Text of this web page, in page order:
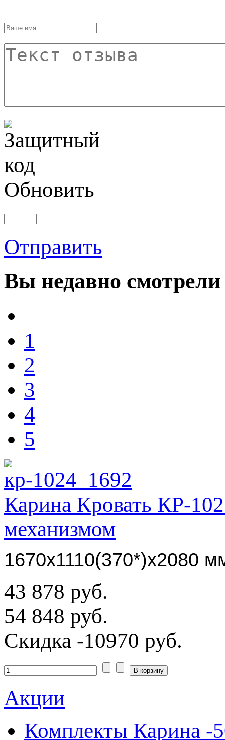
Обновить
Отправить
Вы недавно смотрели
1
2
3
4
5
Карина Кровать КР-
механизмом
1670х1110(370*)х2080
43 878 руб.
54 848 руб.
Скидка -10970 руб.
Акции
Комплекты Карина -